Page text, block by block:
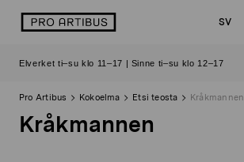
sisältöön
logo SV
Elverket ti–su klo 11–17 | Sinne ti–su klo 12–17
Pro Artibus Kokoelma Etsi teosta Kråkmannen
Kråkmannen